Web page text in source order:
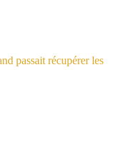
passait récupérer les